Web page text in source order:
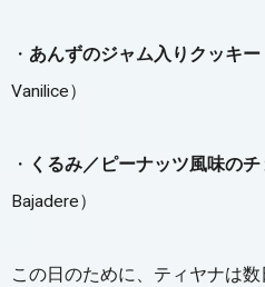
・ あんずのジャム入りクッキー
Vanilice）
・ くるみ／ピーナッツ風味のチ
Bajadere）
この日のために、ティヤナは